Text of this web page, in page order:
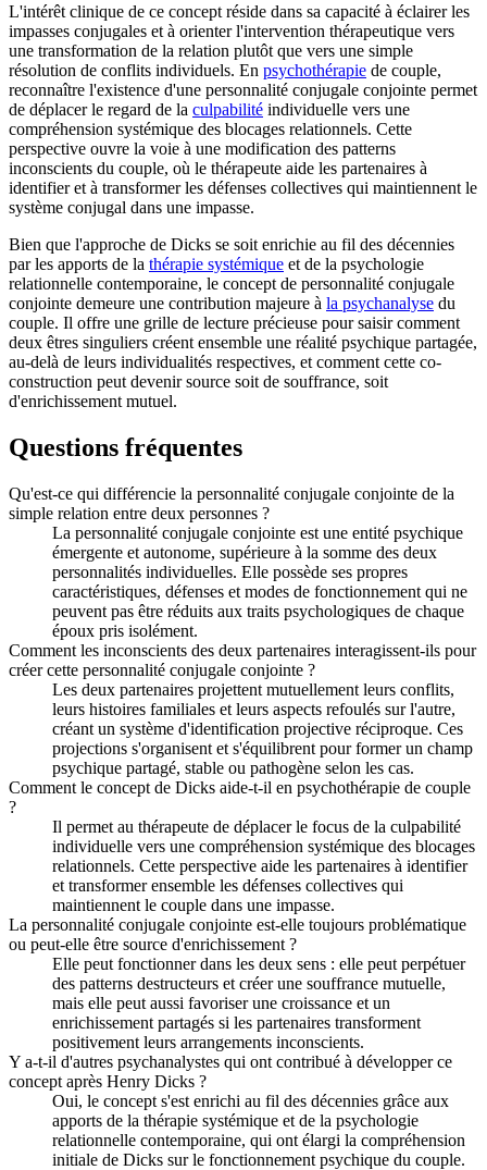
L'intérêt clinique de ce concept réside dans sa capacité à éclairer les
impasses conjugales et à orienter l'intervention thérapeutique vers
une transformation de la relation plutôt que vers une simple
résolution de conflits individuels. En psychothérapie de couple,
reconnaître l'existence d'une personnalité conjugale conjointe permet
de déplacer le regard de la culpabilité individuelle vers une
compréhension systémique des blocages relationnels. Cette
perspective ouvre la voie à une modification des patterns
inconscients du couple, où le thérapeute aide les partenaires à
identifier et à transformer les défenses collectives qui maintiennent le
système conjugal dans une impasse.
Bien que l'approche de Dicks se soit enrichie au fil des décennies
par les apports de la thérapie systémique et de la psychologie
relationnelle contemporaine, le concept de personnalité conjugale
conjointe demeure une contribution majeure à la psychanalyse du
couple. Il offre une grille de lecture précieuse pour saisir comment
deux êtres singuliers créent ensemble une réalité psychique partagée,
au-delà de leurs individualités respectives, et comment cette co-
construction peut devenir source soit de souffrance, soit
d'enrichissement mutuel.
Questions fréquentes
Qu'est-ce qui différencie la personnalité conjugale conjointe de la
simple relation entre deux personnes ?
La personnalité conjugale conjointe est une entité psychique
émergente et autonome, supérieure à la somme des deux
personnalités individuelles. Elle possède ses propres
caractéristiques, défenses et modes de fonctionnement qui ne
peuvent pas être réduits aux traits psychologiques de chaque
époux pris isolément.
Comment les inconscients des deux partenaires interagissent-ils pour
créer cette personnalité conjugale conjointe ?
Les deux partenaires projettent mutuellement leurs conflits,
leurs histoires familiales et leurs aspects refoulés sur l'autre,
créant un système d'identification projective réciproque. Ces
projections s'organisent et s'équilibrent pour former un champ
psychique partagé, stable ou pathogène selon les cas.
Comment le concept de Dicks aide-t-il en psychothérapie de couple
?
Il permet au thérapeute de déplacer le focus de la culpabilité
individuelle vers une compréhension systémique des blocages
relationnels. Cette perspective aide les partenaires à identifier
et transformer ensemble les défenses collectives qui
maintiennent le couple dans une impasse.
La personnalité conjugale conjointe est-elle toujours problématique
ou peut-elle être source d'enrichissement ?
Elle peut fonctionner dans les deux sens : elle peut perpétuer
des patterns destructeurs et créer une souffrance mutuelle,
mais elle peut aussi favoriser une croissance et un
enrichissement partagés si les partenaires transforment
positivement leurs arrangements inconscients.
Y a-t-il d'autres psychanalystes qui ont contribué à développer ce
concept après Henry Dicks ?
Oui, le concept s'est enrichi au fil des décennies grâce aux
apports de la thérapie systémique et de la psychologie
relationnelle contemporaine, qui ont élargi la compréhension
initiale de Dicks sur le fonctionnement psychique du couple.